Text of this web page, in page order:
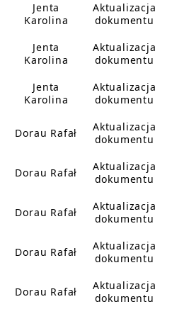
Jenta
Karolina
Aktualizacja
dokumentu
Jenta
Karolina
Aktualizacja
dokumentu
Jenta
Karolina
Aktualizacja
dokumentu
Dorau Rafał
Aktualizacja
dokumentu
Dorau Rafał
Aktualizacja
dokumentu
Dorau Rafał
Aktualizacja
dokumentu
Dorau Rafał
Aktualizacja
dokumentu
Dorau Rafał
Aktualizacja
dokumentu